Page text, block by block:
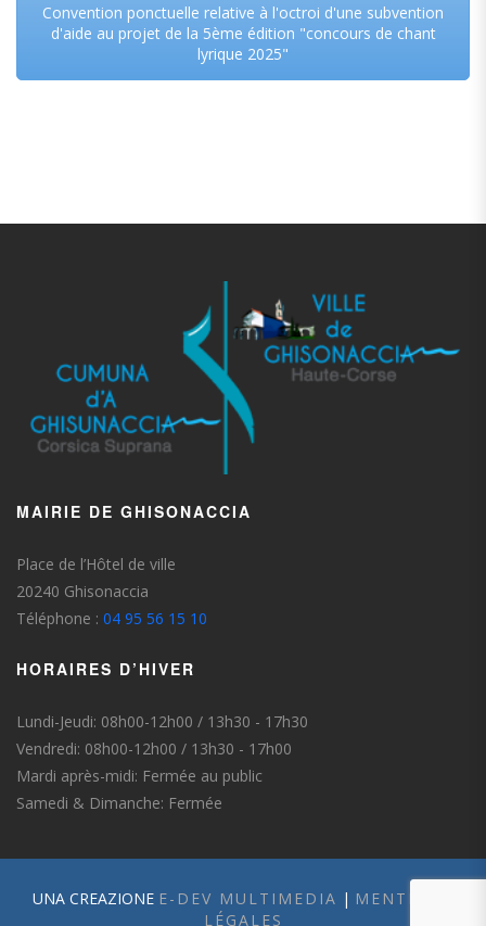
Convention ponctuelle relative à l'octroi d'une subvention
d'aide au projet de la 5ème édition "concours de chant
lyrique 2025"
MAIRIE DE GHISONACCIA
Place de l’Hôtel de ville
20240 Ghisonaccia
Téléphone : 04 95 56 15 10
HORAIRES D’HIVER
Lundi-Jeudi: 08h00-12h00 / 13h30 - 17h30
Vendredi: 08h00-12h00 / 13h30 - 17h00
Mardi après-midi: Fermée au public
Samedi & Dimanche: Fermée
UNA CREAZIONE E-DEV MULTIMEDIA | MENTIONS
LÉGALES